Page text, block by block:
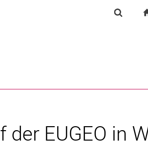
EUGEO in